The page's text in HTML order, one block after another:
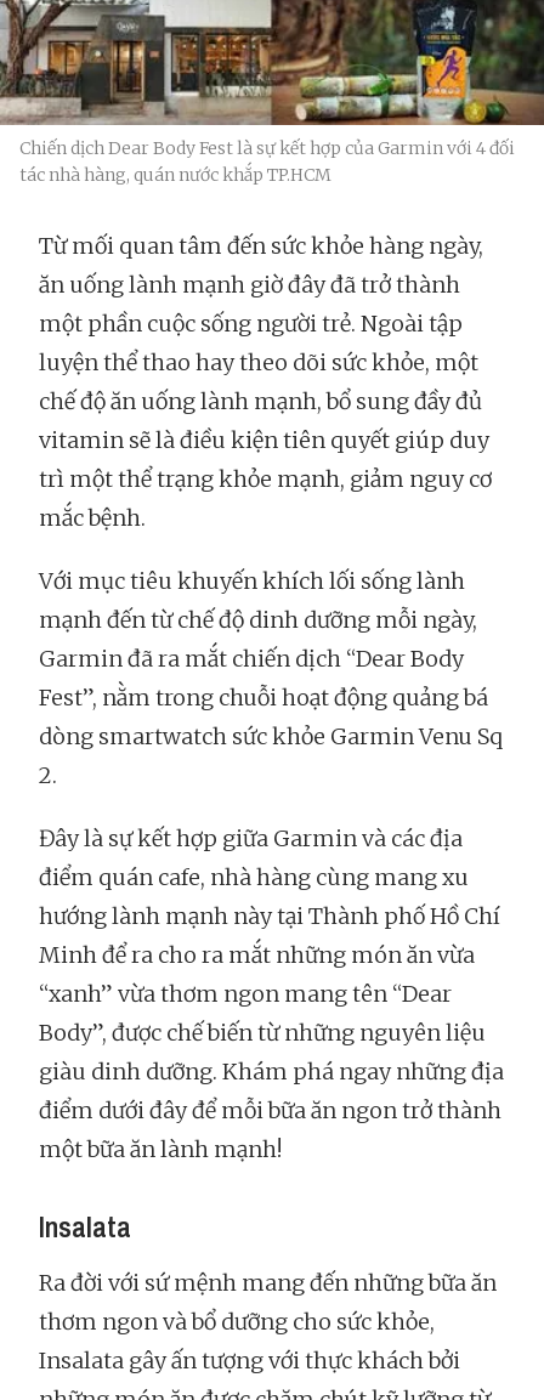
Chiến dịch Dear Body Fest là sự kết hợp của Garmin với 4 đối
tác nhà hàng, quán nước khắp TP.HCM
Từ mối quan tâm đến sức khỏe hàng ngày,
ăn uống lành mạnh giờ đây đã trở thành
một phần cuộc sống người trẻ. Ngoài tập
luyện thể thao hay theo dõi sức khỏe, một
chế độ ăn uống lành mạnh, bổ sung đầy đủ
vitamin sẽ là điều kiện tiên quyết giúp duy
trì một thể trạng khỏe mạnh, giảm nguy cơ
mắc bệnh.
Với mục tiêu khuyến khích lối sống lành
mạnh đến từ chế độ dinh dưỡng mỗi ngày,
Garmin đã ra mắt chiến dịch “Dear Body
Fest”, nằm trong chuỗi hoạt động quảng bá
dòng smartwatch sức khỏe Garmin Venu Sq
2.
Đây là sự kết hợp giữa Garmin và các địa
điểm quán cafe, nhà hàng cùng mang xu
hướng lành mạnh này tại Thành phố Hồ Chí
Minh để ra cho ra mắt những món ăn vừa
“xanh” vừa thơm ngon mang tên “Dear
Body”, được chế biến từ những nguyên liệu
giàu dinh dưỡng. Khám phá ngay những địa
điểm dưới đây để mỗi bữa ăn ngon trở thành
một bữa ăn lành mạnh!
Insalata
Ra đời với sứ mệnh mang đến những bữa ăn
thơm ngon và bổ dưỡng cho sức khỏe,
Insalata gây ấn tượng với thực khách bởi